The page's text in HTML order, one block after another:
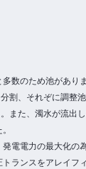
数のため池があり
割、それぞに調整
また、濁水が流出
電電力の最大化の
ランスをアレイフ